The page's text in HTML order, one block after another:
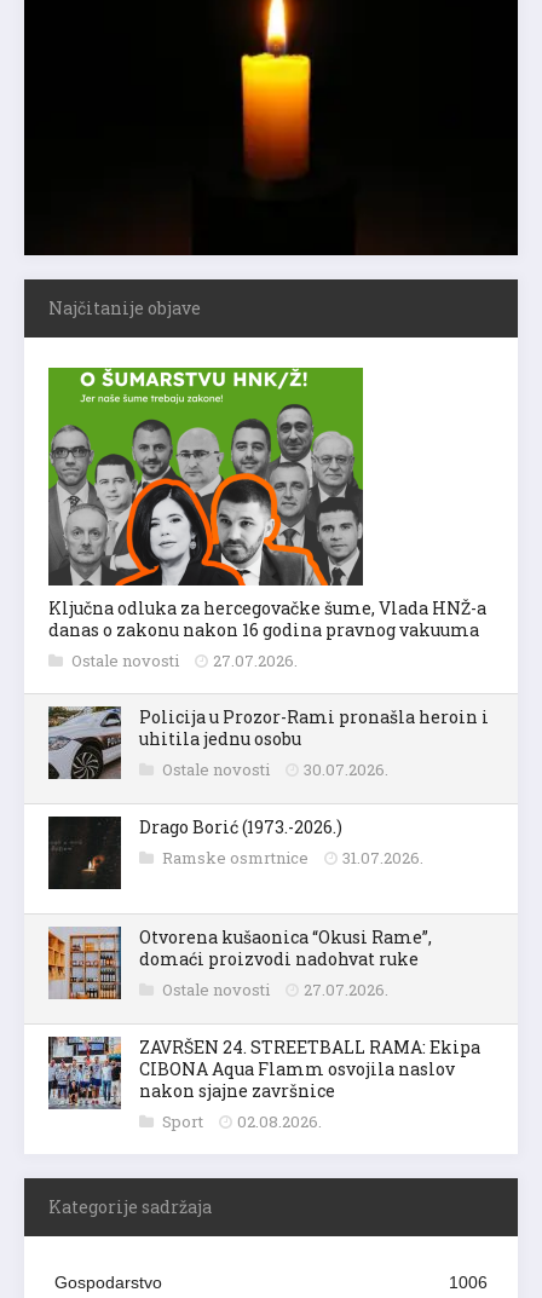
Najčitanije objave
Ključna odluka za hercegovačke šume, Vlada HNŽ-a
danas o zakonu nakon 16 godina pravnog vakuuma
Ostale novosti 27.07.2026.
Policija u Prozor-Rami pronašla heroin i
uhitila jednu osobu
Ostale novosti 30.07.2026.
Drago Borić (1973.-2026.)
Ramske osmrtnice 31.07.2026.
Otvorena kušaonica “Okusi Rame”,
domaći proizvodi nadohvat ruke
Ostale novosti 27.07.2026.
ZAVRŠEN 24. STREETBALL RAMA: Ekipa
CIBONA Aqua Flamm osvojila naslov
nakon sjajne završnice
Sport 02.08.2026.
Kategorije sadržaja
Gospodarstvo 1006